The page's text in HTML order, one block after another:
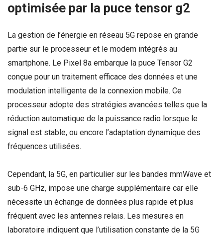
optimisée par la puce tensor g2
La gestion de l’énergie en réseau 5G repose en grande
partie sur le processeur et le modem intégrés au
smartphone. Le Pixel 8a embarque la puce Tensor G2
conçue pour un traitement efficace des données et une
modulation intelligente de la connexion mobile. Ce
processeur adopte des stratégies avancées telles que la
réduction automatique de la puissance radio lorsque le
signal est stable, ou encore l’adaptation dynamique des
fréquences utilisées.
Cependant, la 5G, en particulier sur les bandes mmWave et
sub-6 GHz, impose une charge supplémentaire car elle
nécessite un échange de données plus rapide et plus
fréquent avec les antennes relais. Les mesures en
laboratoire indiquent que l’utilisation constante de la 5G